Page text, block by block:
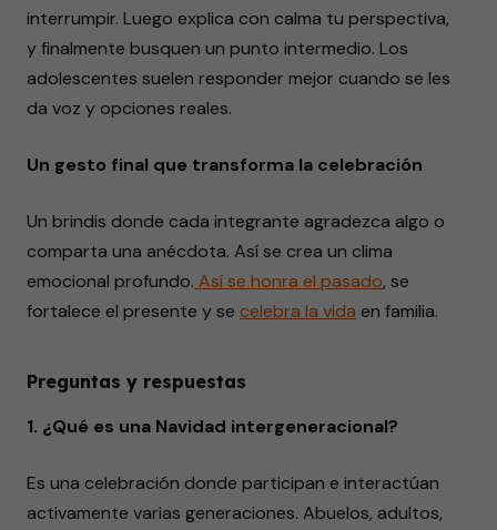
interrumpir. Luego explica con calma tu perspectiva,
y finalmente busquen un punto intermedio. Los
adolescentes suelen responder mejor cuando se les
da voz y opciones reales.
Un gesto final que transforma la celebración
Un brindis donde cada integrante agradezca algo o
comparta una anécdota. Así se crea un clima
emocional profundo. Así se honra el pasado, se
fortalece el presente y se celebra la vida en familia.
Preguntas y respuestas
1. ¿Qué es una Navidad intergeneracional?
Es una celebración donde participan e interactúan
activamente varias generaciones. Abuelos, adultos,